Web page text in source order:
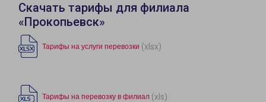
Скачать тарифы для филиала
«Прокопьевск»
Тарифы на услуги перевозки (xlsx)
Тарифы на перевозку в филиал (xls)